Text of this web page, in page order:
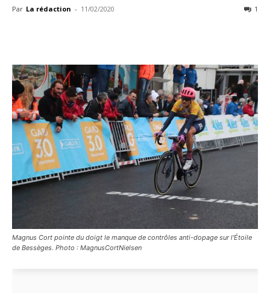
Par La rédaction - 11/02/2020 1
Magnus Cort pointe du doigt le manque de contrôles anti-dopage sur l'Étoile
de Bessèges. Photo : MagnusCortNielsen